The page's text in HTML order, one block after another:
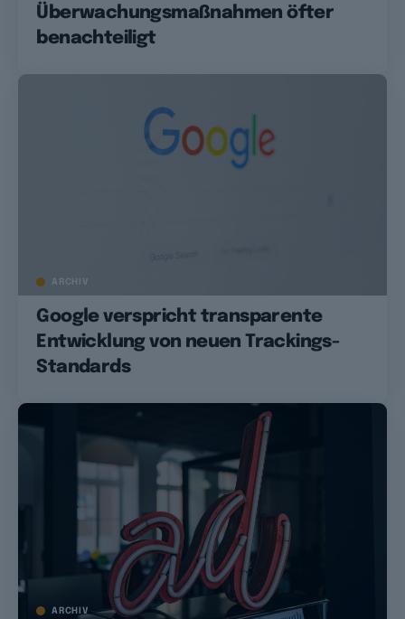
Überwachungsmaßnahmen öfter
benachteiligt
ARCHIV
Google verspricht transparente
Entwicklung von neuen Trackings-
Standards
ARCHIV